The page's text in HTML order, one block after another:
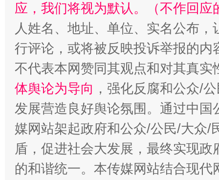
应，我们将视为默认。（不作回应
人姓名、地址、单位、实名公布
行评论，或将被反映投诉举报的
不代表本网赞同其观点和对其真实
体舆论为导向 ，强化反腐和公众/
发展营造良好舆论氛围。通过中
媒网站架起政府和公众/公民/大众/
盾，促进社会大发展，最终实现
的和谐统一。本传媒网站结合现